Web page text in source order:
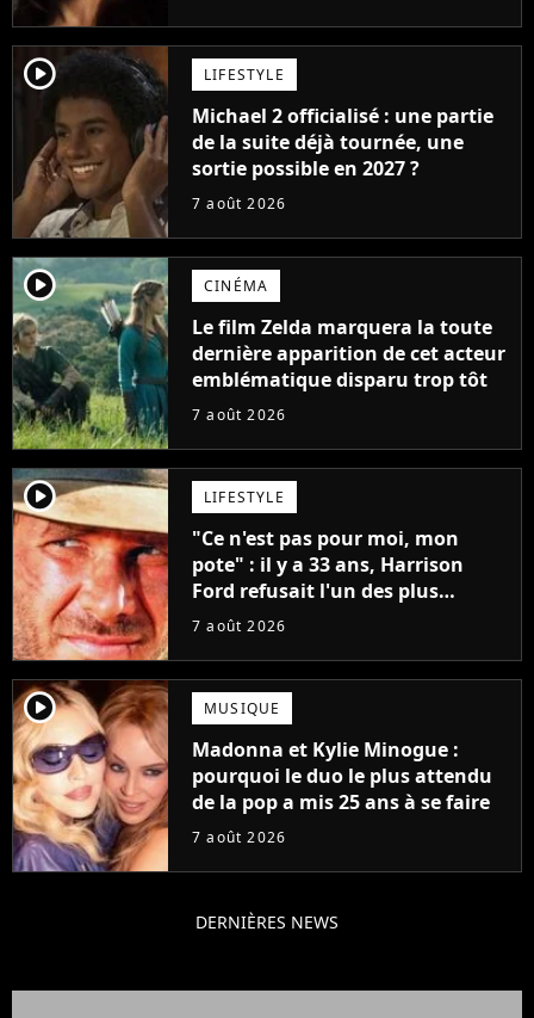
player2 LIFESTYLE
Michael 2 officialisé : une partie
de la suite déjà tournée, une
sortie possible en 2027 ?
7 août 2026
player2 CINÉMA
Le film Zelda marquera la toute
dernière apparition de cet acteur
emblématique disparu trop tôt
7 août 2026
player2 LIFESTYLE
"Ce n'est pas pour moi, mon
pote" : il y a 33 ans, Harrison
Ford refusait l'un des plus
grands succès de tous les temps
7 août 2026
player2 MUSIQUE
Madonna et Kylie Minogue :
pourquoi le duo le plus attendu
de la pop a mis 25 ans à se faire
7 août 2026
DERNIÈRES NEWS